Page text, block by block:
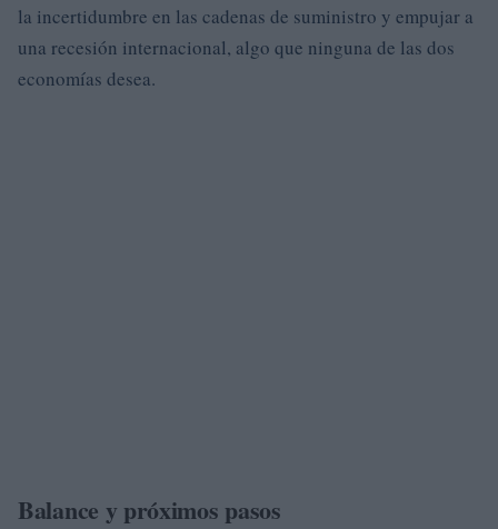
la incertidumbre en las cadenas de suministro y empujar a
una recesión internacional, algo que ninguna de las dos
economías desea.
Balance y próximos pasos